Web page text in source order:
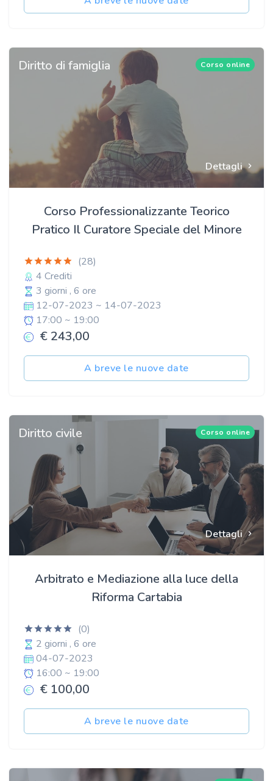
Dettagli
Diritto di famiglia Corso online
Corso Professionalizzante Teorico
Pratico Il Curatore Speciale del Minore
(28)
4 Crediti
3 giorni , 6 ore
12-07-2023 ~ 14-07-2023
17:00 ~ 19:00
€ 243,00
A breve le nuove date
Dettagli
Diritto civile Corso online
Arbitrato e Mediazione alla luce della
Riforma Cartabia
(0)
2 giorni , 6 ore
04-07-2023
16:00 ~ 19:00
€ 100,00
A breve le nuove date